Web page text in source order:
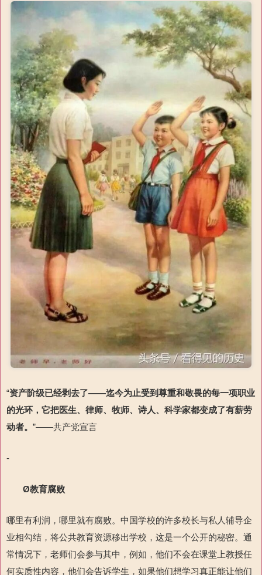
“资产阶级已经剥去了——迄今为止受到尊重和敬畏的每一项职业
的光环， 它把医生、律师、牧师、诗人、科学家都变成了有薪劳
动者。 ”——共产党宣言
-
Ø教育腐败
哪里有利润，哪里就有腐败。中国学校的许多校长与私人辅导企
业相勾结，将公共教育资源移出学校，这是一个公开的秘密。通
常情况下，老师们会参与其中，例如，他们不会在课堂上教授任
何实质性内容，他们会告诉学生，如果他们想学习真正能让他们